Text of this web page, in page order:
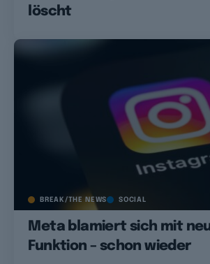
löscht
BREAK/THE NEWS SOCIAL
Meta blamiert sich mit
Funktion – schon wieder